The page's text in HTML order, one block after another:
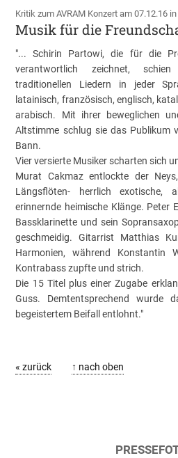
Kritik zum AVRAM Konzert am 07.12.16
Musik für die
"... Schirin Partowi, die für die
verantwortlich zeichnet,
traditionellen Liedern in jeder
latainisch, französisch, englisch,
arabisch. Mit ihrer beweglichen
Altstimme schlug sie das Publikum
Bann.
Vier versierte Musiker scharten sich
Murat Cakmaz entlockte der
Längsflöten- herrlich exotische,
erinnernde heimische Klänge. Peter
Bassklarinette und sein
geschmeidig. Gitarrist Matthias
Harmonien, während Konstantin
Kontrabass zupfte und strich.
Die 15 Titel plus einer Zugabe
Guss. Demtentsprechend wurde
begeistertem Beifall entlohnt."
« zurück ↑ nach oben